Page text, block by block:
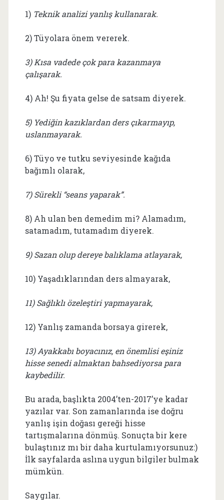
1) Teknik analizi yanlış kullanarak.
2) Tüyolara önem vererek.
3) Kısa vadede çok para kazanmaya
çalışarak.
4) Ah! Şu fiyata gelse de satsam diyerek.
5) Yediğin kazıklardan ders çıkarmayıp,
uslanmayarak.
6) Tüyo ve tutku seviyesinde kağıda
bağımlı olarak,
7) Sürekli “seans yaparak”.
8) Ah ulan ben demedim mi? Alamadım,
satamadım, tutamadım diyerek.
9) Sazan olup dereye balıklama atlayarak,
10) Yaşadıklarından ders almayarak,
11) Sağlıklı özeleştiri yapmayarak,
12) Yanlış zamanda borsaya girerek,
13) Ayakkabı boyacınız, en önemlisi eşiniz
hisse senedi almaktan bahsediyorsa para
kaybedilir.
Bu arada, başlıkta 2004’ten-2017’ye kadar
yazılar var. Son zamanlarında ise doğru
yanlış işin doğası gereği hisse
tartışmalarına dönmüş. Sonuçta bir kere
bulaştınız mı bir daha kurtulamıyorsunuz:)
İlk sayfalarda aslına uygun bilgiler bulmak
mümkün.
Saygılar.